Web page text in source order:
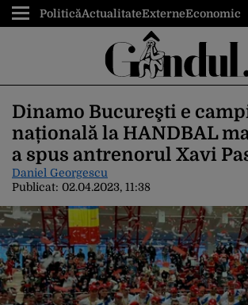
PoliticăActualitateExterneEconomic
Dinamo Bucureşti e
națională la HANDBAL
a spus antrenorul Xavi
Daniel Georgescu
Publicat: 02.04.2023, 11:38